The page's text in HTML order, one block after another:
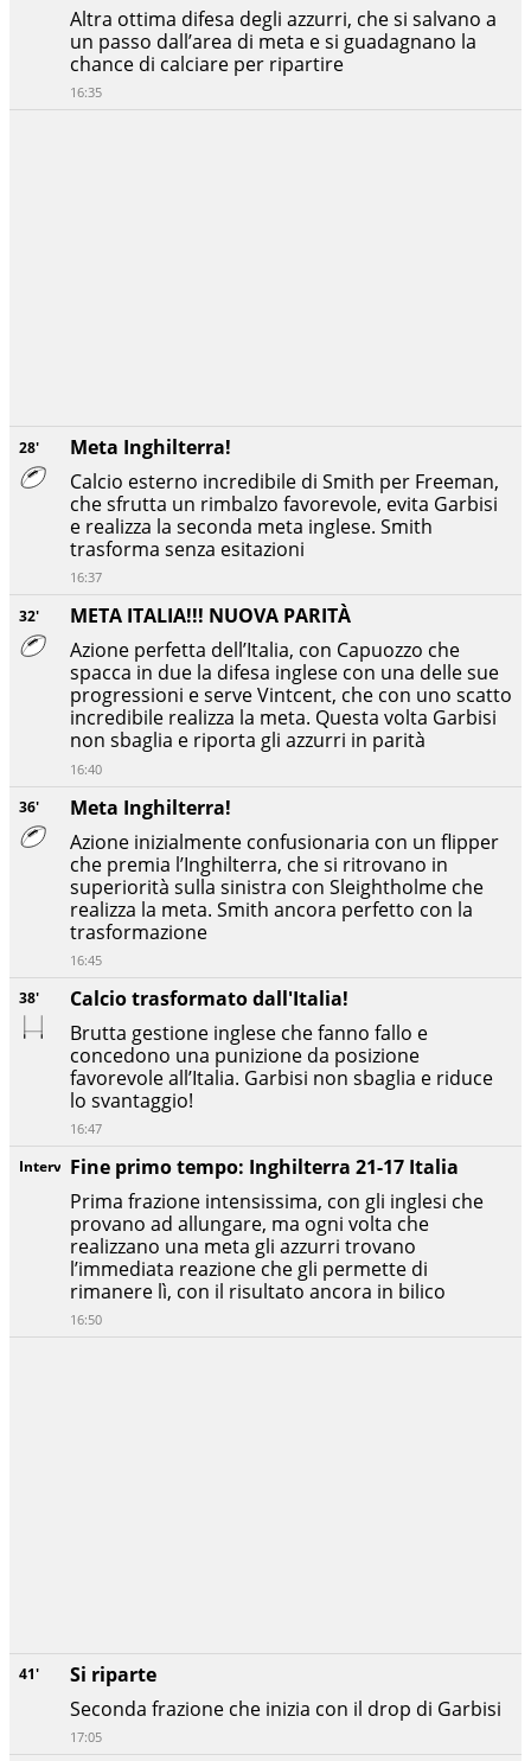
41'
Si riparte
Seconda frazione che inizia con il drop di Garbisi
17:05
IntervalloFine primo tempo: Inghilterra 21-17 Italia
Prima frazione intensissima, con gli inglesi che
provano ad allungare, ma ogni volta che
realizzano una meta gli azzurri trovano
l’immediata reazione che gli permette di
rimanere lì, con il risultato ancora in bilico
16:50
38'
Calcio trasformato dall'Italia!
Brutta gestione inglese che fanno fallo e
concedono una punizione da posizione
favorevole all’Italia. Garbisi non sbaglia e riduce
lo svantaggio!
16:47
36'
Meta Inghilterra!
Azione inizialmente confusionaria con un flipper
che premia l’Inghilterra, che si ritrovano in
superiorità sulla sinistra con Sleightholme che
realizza la meta. Smith ancora perfetto con la
trasformazione
16:45
32'
META ITALIA!!! NUOVA PARITÀ
Azione perfetta dell’Italia, con Capuozzo che
spacca in due la difesa inglese con una delle sue
progressioni e serve Vintcent, che con uno scatto
incredibile realizza la meta. Questa volta Garbisi
non sbaglia e riporta gli azzurri in parità
16:40
28'
Meta Inghilterra!
Calcio esterno incredibile di Smith per Freeman,
che sfrutta un rimbalzo favorevole, evita Garbisi
e realizza la seconda meta inglese. Smith
trasforma senza esitazioni
16:37
Altra ottima difesa degli azzurri, che si salvano a
un passo dall’area di meta e si guadagnano la
chance di calciare per ripartire
16:35